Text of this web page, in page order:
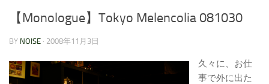
【Monologue】Tokyo Melencolia 081030
BY NOISE · 2008年11月3日
久々に、お仕
事で外に出た